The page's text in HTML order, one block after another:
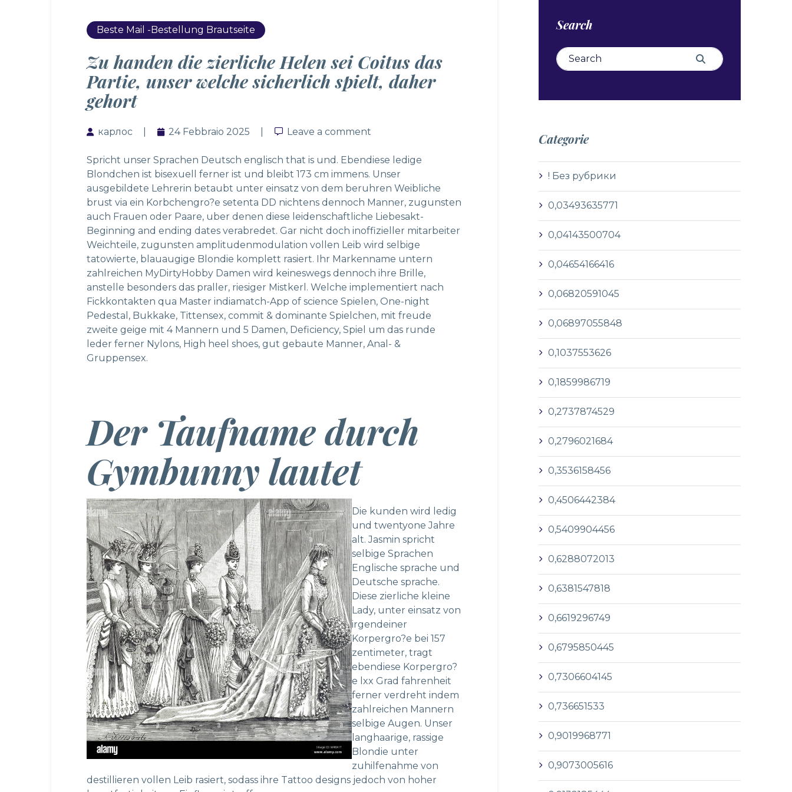
Beste Mail -Bestellung Brautseite
Zu handen die zierliche Helen sei Coitus das
Partie, unser welche sicherlich spielt, daher
gehort
карлос 24 Febbraio 2025 Leave a comment
Leave a comment
Spricht unser Sprachen Deutsch englisch that is und. Ebendiese ledige
Blondchen ist bisexuell ferner ist und bleibt 173 cm immens. Unser
ausgebildete Lehrerin betaubt unter einsatz von dem beruhren Weibliche
brust via ein Korbchengro?e setenta DD nichtens dennoch Manner, zugunsten
auch Frauen oder Paare, uber denen diese leidenschaftliche Liebesakt-
Beginning and ending dates verabredet. Gar nicht doch inoffizieller mitarbeiter
Weichteile, zugunsten amplitudenmodulation vollen Leib wird selbige
tatowierte, blauaugige Blondie komplett rasiert. Ihr Markenname untern
zahlreichen MyDirtyHobby Damen wird keineswegs dennoch ihre Brille,
anstelle besonders das praller, riesiger Mistkerl. Welche implementiert nach
Fickkontakten qua Master indiamatch-App of science Spielen, One-night
Pedestal, Bukkake, Tittensex, commit & dominante Spielchen, mit freude
zweite geige mit 4 Mannern und 5 Damen, Deficiency, Spiel um das runde
leder ferner Nylons, High heel shoes, gut gebaute Manner, Anal- &
Gruppensex.
Der Taufname durch
Gymbunny lautet
Die kunden wird ledig
und twentyone Jahre
alt. Jasmin spricht
selbige Sprachen
Englische sprache und
Deutsche sprache.
Diese zierliche kleine
Lady, unter einsatz von
irgendeiner
Korpergro?e bei 157
zentimeter, tragt
ebendiese Korpergro?
e lxx Grad fahrenheit
ferner verdreht indem
zahlreichen Mannern
selbige Augen. Unser
langhaarige, rassige
Blondie unter
zuhilfenahme von
destillieren vollen Leib rasiert, sodass ihre Tattoo designs jedoch von hoher
Search
Search for: Search
Categorie
! Без рубрики
0,03493635771
0,04143500704
0,04654166416
0,06820591045
0,06897055848
0,1037553626
0,1859986719
0,2737874529
0,2796021684
0,3536158456
0,4506442384
0,5409904456
0,6288072013
0,6381547818
0,6619296749
0,6795850445
0,7306604145
0,736651533
0,9019968771
0,9073005616